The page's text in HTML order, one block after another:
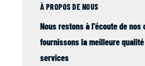
À PROPOS DE NOUS
Nous restons à l'écoute de nos
fournissons la meilleure
services